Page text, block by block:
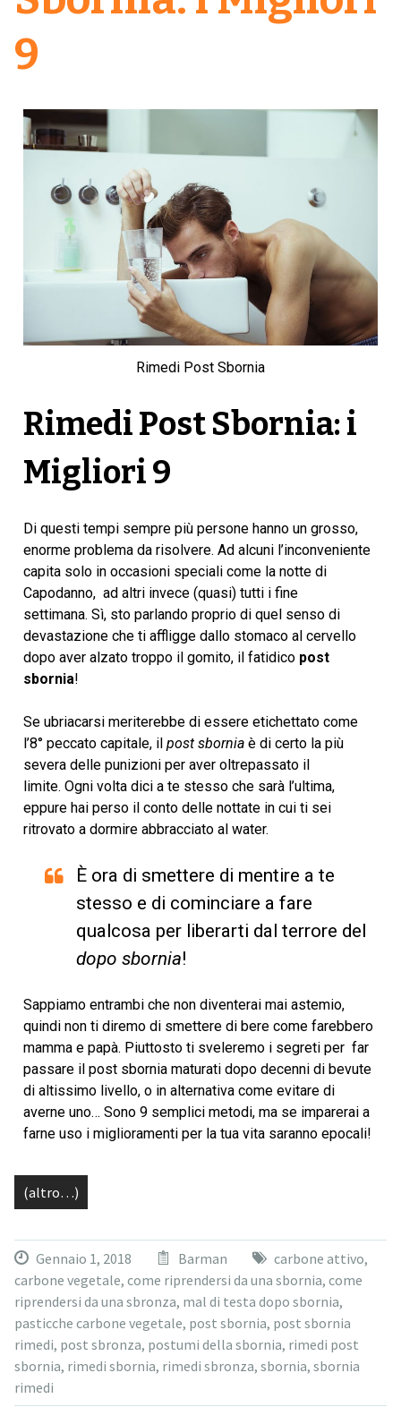
9
Rimedi Post Sbornia
Rimedi Post Sbornia: i
Migliori 9
Di questi tempi sempre più persone hanno un grosso,
enorme problema da risolvere. Ad alcuni l’inconveniente
capita solo in occasioni speciali come la notte di
Capodanno, ad altri invece (quasi) tutti i fine
settimana. Sì, sto parlando proprio di quel senso di
devastazione che ti affligge dallo stomaco al cervello
dopo aver alzato troppo il gomito, il fatidico post
sbornia!
Se ubriacarsi meriterebbe di essere etichettato come
l’8° peccato capitale, il post sborniaè di certo la più
severa delle punizioni per aver oltrepassato il
limite. Ogni volta dici a te stesso che sarà l’ultima,
eppure hai perso il conto delle nottate in cui ti sei
ritrovato a dormire abbracciato al water.
È ora di smettere di mentire a te
stesso e di cominciare a fare
qualcosa per liberarti dal terrore del
dopo sbornia!
Sappiamo entrambi che non diventerai mai astemio,
quindi non ti diremo di smettere di bere come farebbero
mamma e papà. Piuttosto ti sveleremo i segreti per far
passare il post sbornia maturati dopo decenni di bevute
di altissimo livello, o in alternativa come evitare di
averne uno… Sono 9 semplici metodi, ma se imparerai a
farne uso i miglioramenti per la tua vita saranno epocali!
(altro…)
Gennaio 1, 2018 Barman carbone attivo,
carbone vegetale, come riprendersi da una sbornia, come
riprendersi da una sbronza, mal di testa dopo sbornia,
pasticche carbone vegetale, post sbornia, post sbornia
rimedi, post sbronza, postumi della sbornia, rimedi post
sbornia, rimedi sbornia, rimedi sbronza, sbornia, sbornia
rimedi